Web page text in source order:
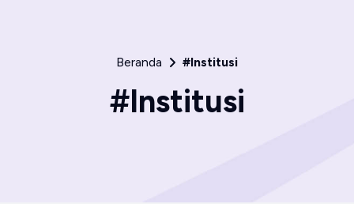
Beranda #Institusi
#Institusi